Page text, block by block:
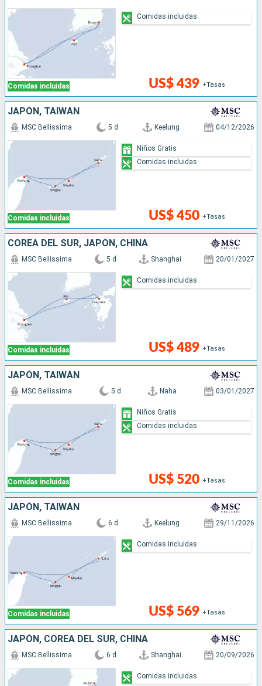
Comidas incluidas US$ 439 +Tasas
Comidas incluidas
JAPÓN, TAIWÁN
Comidas incluidas
MSC Bellissima 5 d Keelung 04/12/2026
US$ 450 +Tasas
Niños Gratis
Comidas incluidas
COREA DEL SUR, JAPÓN, CHINA
Comidas incluidas
MSC Bellissima 5 d Shanghai 20/01/2027
US$ 489 +Tasas
Comidas incluidas
JAPÓN, TAIWÁN
Comidas incluidas
MSC Bellissima 5 d Naha 03/01/2027
US$ 520 +Tasas
Niños Gratis
Comidas incluidas
JAPÓN, TAIWÁN
Comidas incluidas
MSC Bellissima 6 d Keelung 29/11/2026
US$ 569 +Tasas
Comidas incluidas
JAPÓN, COREA DEL SUR, CHINA
MSC Bellissima 6 d Shanghai 20/09/2026
Comidas incluidas